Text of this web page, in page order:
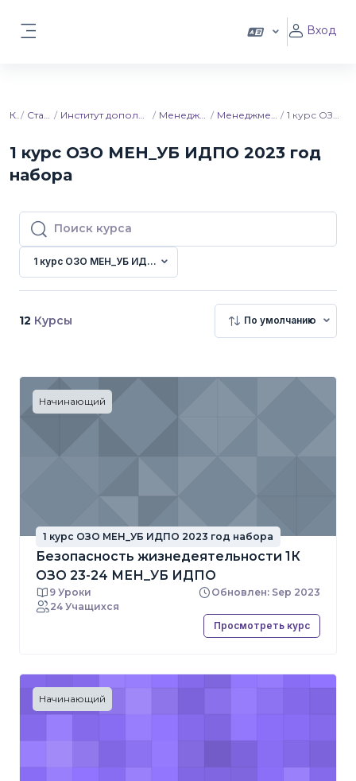
Вход
Курсы Ставропольский ГАУ Институт дополнительного профессионального образования Менеджмент. Управление бизнесом Менеджмент.УБ ОЗФ ИДПО 2023 год набора 1 курс ОЗО МЕН_УБ ИДПО 2023 год набора
1 курс ОЗО МЕН_УБ ИДПО 2023 год
набора
Поиск курса
Поиск курса
1 курс ОЗО МЕН_УБ ИДПО 2023 год набора
12 Курсы По умолчанию
Начинающий
1 курс ОЗО МЕН_УБ ИДПО 2023 год набора
Безопасность жизнедеятельности 1К
ОЗО 23-24 МЕН_УБ ИДПО
9 Уроки
Обновлен: Sep 2023
24 Учащихся
Просмотреть курс
Начинающий